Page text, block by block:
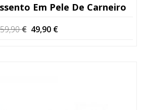
Em Pele De Carneiro
59,90€ O
49,90 €